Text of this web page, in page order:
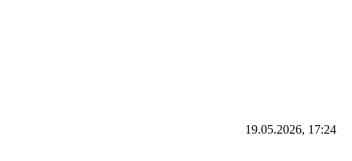
19.05.2026, 17:24